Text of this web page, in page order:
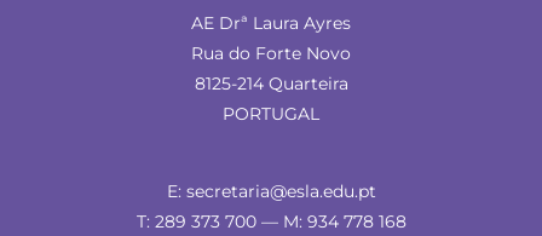
AE Drª Laura Ayres
Rua do Forte Novo
8125-214 Quarteira
PORTUGAL
E: secretaria@esla.edu.pt
T: 289 373 700 — M: 934 778 168